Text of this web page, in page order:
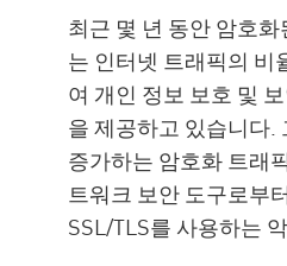
Impact
모범 사례
TLS Inspection
리소스
최근 몇 년 동안 암호
는 인터넷 트래픽의 비
여 개인 정보 보호 및
을 제공하고 있습니다.
증가하는 암호화 트래
트워크 보안 도구로부
SSL/TLS를 사용하는